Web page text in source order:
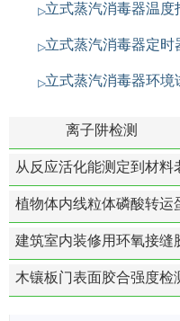
立式蒸汽消毒器温度
立式蒸汽消毒器定时
立式蒸汽消毒器环境
离子阱检测
从反应活化能测定到材料
化寿命预测的经典模型
植物体内线粒体磷酸转运
白活性检测
建筑室内装修用环氧接缝
苯含量检测
木镶板门表面胶合强度检